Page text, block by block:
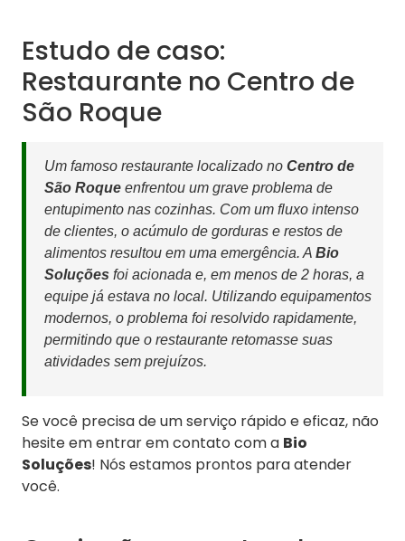
Estudo de caso:
Restaurante no Centro de
São Roque
Um famoso restaurante localizado no Centro de
São Roque enfrentou um grave problema de
entupimento nas cozinhas. Com um fluxo intenso
de clientes, o acúmulo de gorduras e restos de
alimentos resultou em uma emergência. A Bio
Soluções foi acionada e, em menos de 2 horas, a
equipe já estava no local. Utilizando equipamentos
modernos, o problema foi resolvido rapidamente,
permitindo que o restaurante retomasse suas
atividades sem prejuízos.
Se você precisa de um serviço rápido e eficaz, não
hesite em entrar em contato com a Bio
Soluções! Nós estamos prontos para atender
você.